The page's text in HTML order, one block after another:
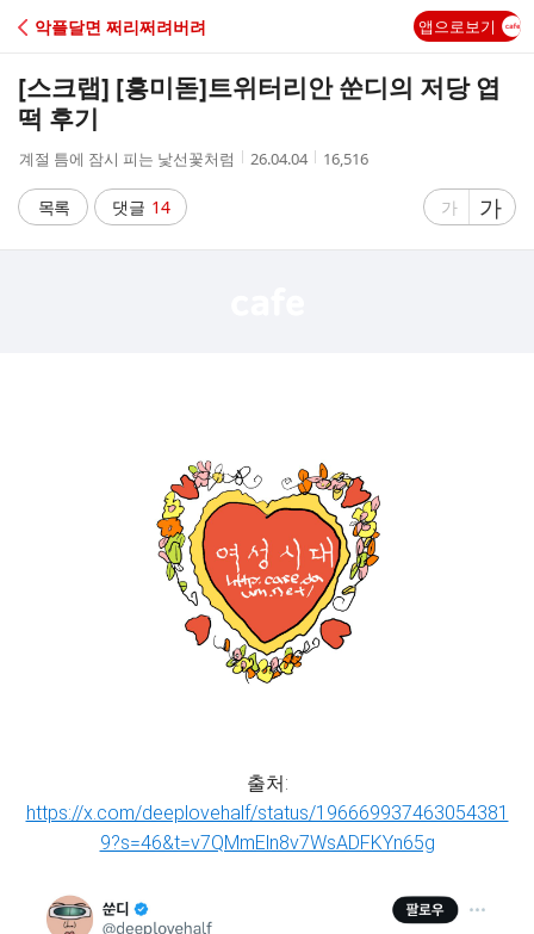
C
A
악플달면 쩌리쩌려버려 앱으로보기
[스크랩] [흥미돋]트위터리안 쑨디의 저당 엽
떡 후기
작
자
계절 틈에 잠시 피는 낯선꽃처럼
작
26.04.04
조
16,516
목록 댓글 14
글
가
글
자
가
출처:
https://x.com/deeplovehalf/status/196669937463054381
9?s=46&t=v7QMmEln8v7WsADFKYn65g